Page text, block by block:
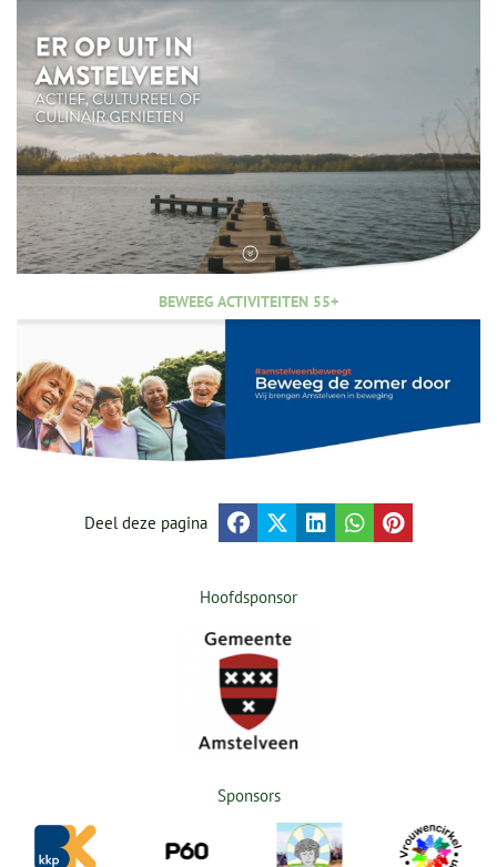
BEWEEG ACTIVITEITEN 55+
Deel deze pagina
Hoofdsponsor
Sponsors